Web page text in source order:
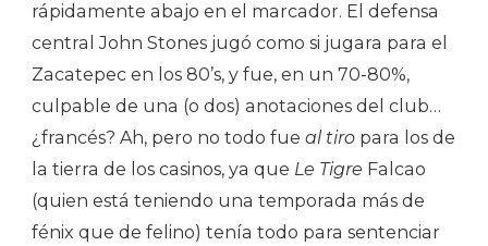
rápidamente abajo en el marcador. El defensa
central John Stones jugó como si jugara para el
Zacatepec en los 80’s, y fue, en un 70-80%,
culpable de una (o dos) anotaciones del club…
¿francés? Ah, pero no todo fue al tiro para los de
la tierra de los casinos, ya que Le Tigre Falcao
(quien está teniendo una temporada más de
fénix que de felino) tenía todo para sentenciar